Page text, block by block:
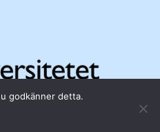
godkänner detta.